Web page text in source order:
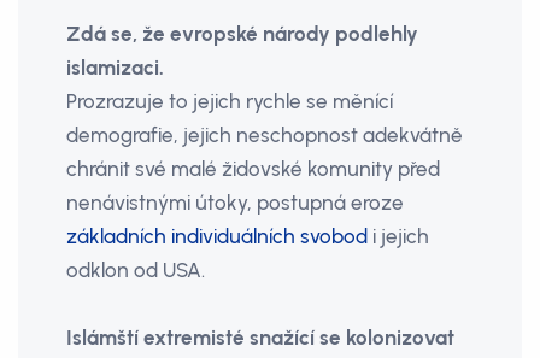
Zdá se, že evropské národy podlehly
islamizaci.
Prozrazuje to jejich rychle se měnící
demografie, jejich neschopnost adekvátně
chránit své malé židovské komunity před
nenávistnými útoky, postupná eroze
základních individuálních svobod i jejich
odklon od USA.
Islámští extremisté snažící se kolonizovat